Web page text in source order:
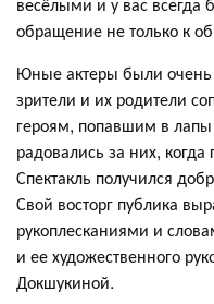
обращение не только к
Юные актеры были
зрители и их родители
героям, попавшим в
радовались за них, когда
Спектакль получился
Свой восторг публика
рукоплесканиями и
и ее художественного
Докшукиной.